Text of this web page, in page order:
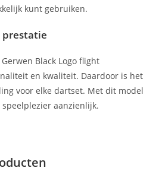
kunt gebruiken.
prestatie
Black Logo flight
en kwaliteit. Daardoor is het
voor elke dartset. Met dit model
aanzienlijk.